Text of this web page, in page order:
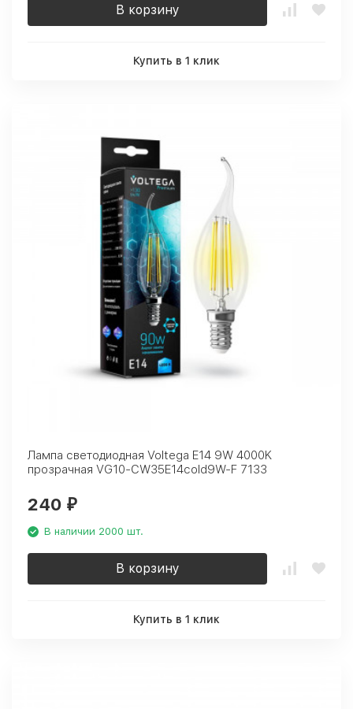
В корзину
Купить в 1 клик
Лампа светодиодная Voltega E14 9W 4000K
прозрачная VG10-CW35E14cold9W-F 7133
240 ₽
В наличии 2000 шт.
В корзину
Купить в 1 клик